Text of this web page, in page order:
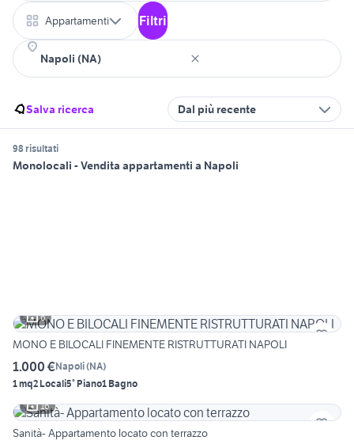
Appartamenti Filtri
Salva ricerca Dal più recente
98 risultati
Monolocali - Vendita appartamenti a Napoli
6
MONO E BILOCALI FINEMENTE RISTRUTTURATI NAPOLI
1.000 €Napoli(NA)
1 mq2 Locali5° Piano1 Bagno
16
Sanità- Appartamento locato con terrazzo